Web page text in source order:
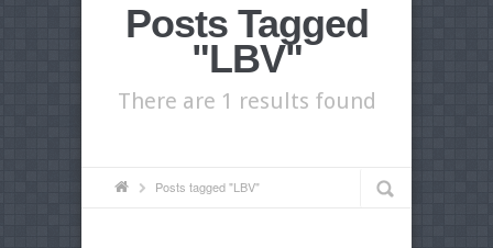
Posts Tagged
"LBV"
There are 1 results found
Posts tagged "LBV"